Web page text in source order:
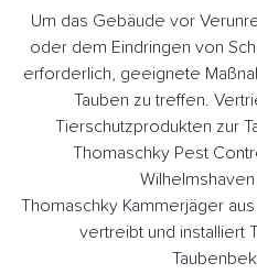
Um das Gebäude vor
oder dem Eindringen von
erforderlich, geeignete
Tauben zu treffen.
Tierschutzprodukten zur
Thomaschky Pest
Thomaschky Kammerjäger
vertreibt und installiert